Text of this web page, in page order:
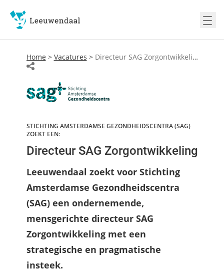
Home > Vacatures > Directeur SAG Zorgontwikkeling
STICHTING AMSTERDAMSE GEZONDHEIDSCENTRA (SAG)
ZOEKT EEN:
Directeur SAG Zorgontwikkeling
Leeuwendaal zoekt voor Stichting
Amsterdamse Gezondheidscentra
(SAG) een ondernemende,
mensgerichte directeur SAG
Zorgontwikkeling met een
strategische en pragmatische
insteek.